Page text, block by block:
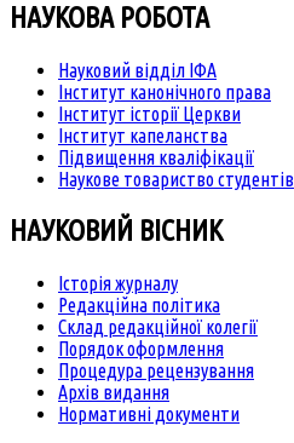
НАУКОВА РОБОТА
Науковий відділ ІФА
Інститут канонічного права
Інститут історії Церкви
Інститут капеланства
Підвищення кваліфікації
Наукове товариство студентів
НАУКОВИЙ ВІСНИК
Історія журналу
Редакційна політика
Склад редакційної колегії
Порядок оформлення
Процедура рецензування
Архів видання
Нормативні документи